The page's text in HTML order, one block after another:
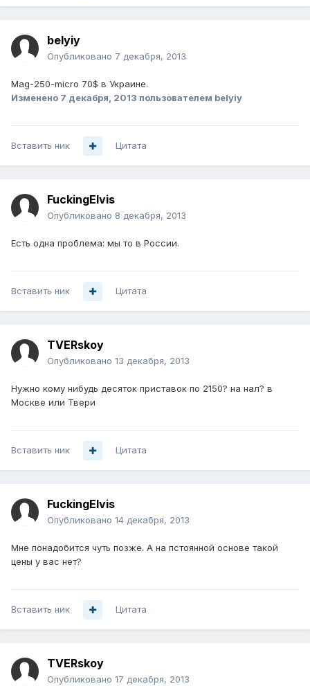
belyiy
Опубликовано 7 декабря, 2013
Mag-250-micro 70$ в Украине.
Изменено 7 декабря, 2013 пользователем belyiy
Вставить ник Цитата
FuckingElvis
Опубликовано 8 декабря, 2013
Есть одна проблема: мы то в России.
Вставить ник Цитата
TVERskoy
Опубликовано 13 декабря, 2013
Нужно кому нибудь десяток приставок по 2150? на нал? в
Москве или Твери
Вставить ник Цитата
FuckingElvis
Опубликовано 14 декабря, 2013
Мне понадобится чуть позже. А на пстоянной основе такой
цены у вас нет?
Вставить ник Цитата
TVERskoy
Опубликовано 17 декабря, 2013